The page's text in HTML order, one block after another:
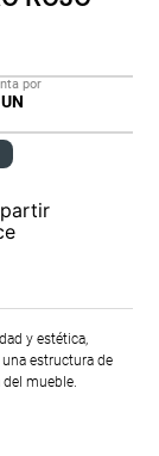
por
UN
y estética,
estructura de
mueble.